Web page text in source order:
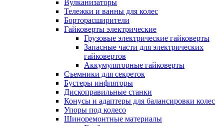
Вулканизаторы
Тележки и ванны для колес
Борторасширители
Гайковерты электрические
Грузовые электрические гайковерты
Запасные части для электрических
гайковертов
Аккумуляторные гайковерты
Съемники для секреток
Бустеры инфляторы
Дископравильные станки
Конусы и адаптеры для балансировки колес
Упоры под колесо
Шиноремонтные материалы